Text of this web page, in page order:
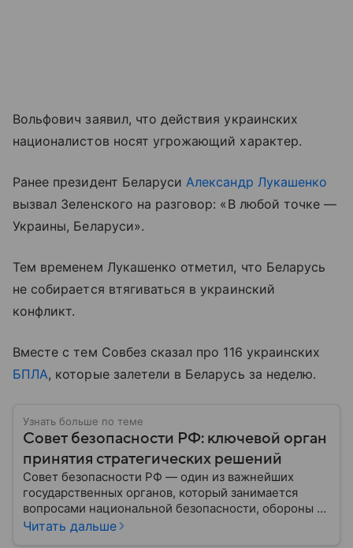
Вольфович заявил, что действия украинских
националистов носят угрожающий характер.
Ранее президент Беларуси Александр Лукашенко
вызвал Зеленского на разговор: «В любой точке —
Украины, Беларуси».
Тем временем Лукашенко отметил, что Беларусь
не собирается втягиваться в украинский
конфликт.
Вместе с тем Совбез сказал про 116 украинских
БПЛА, которые залетели в Беларусь за неделю.
Узнать больше по теме
Совет безопасности РФ: ключевой орган
принятия стратегических решений
Совет безопасности РФ — один из важнейших
государственных органов, который занимается
вопросами национальной безопасности, обороны и
стратегического планирования. В этом материале
Читать дальше